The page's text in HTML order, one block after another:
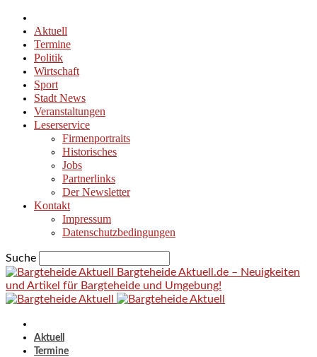
Aktuell
Termine
Politik
Wirtschaft
Sport
Stadt News
Veranstaltungen
Leserservice
Firmenportraits
Historisches
Jobs
Partnerlinks
Der Newsletter
Kontakt
Impressum
Datenschutzbedingungen
Suche
Bargteheide Aktuell.de – Neuigkeiten
und Artikel für Bargteheide und Umgebung!
Aktuell
Termine